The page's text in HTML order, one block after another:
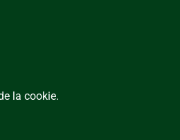
la cookie.